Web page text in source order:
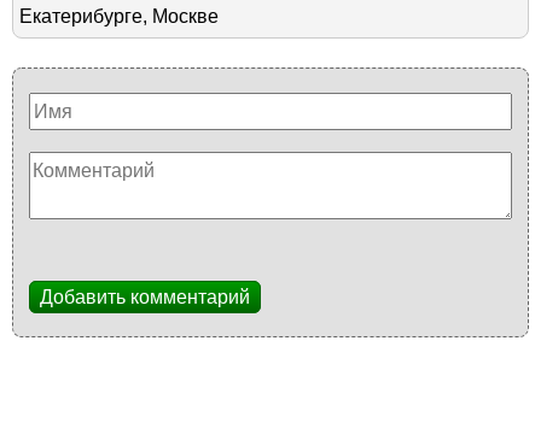
Екатерибурге, Москве
Добавить комментарий